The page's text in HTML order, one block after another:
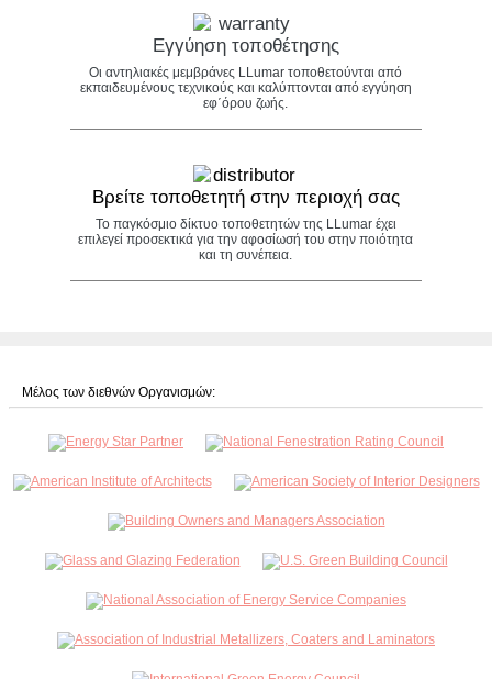
Εγγύηση τοποθέτησης
Οι αντηλιακές μεμβράνες LLumar τοποθετούνται από
εκπαιδευμένους τεχνικούς και καλύπτονται από εγγύηση
εφ΄όρου ζωής.
Βρείτε τοποθετητή στην περιοχή σας
Το παγκόσμιο δίκτυο τοποθετητών της LLumar έχει
επιλεγεί προσεκτικά για την αφοσίωσή του στην ποιότητα
και τη συνέπεια.
Μέλος των διεθνών Οργανισμών: